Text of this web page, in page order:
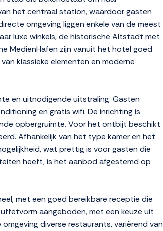
het centraal station, waardoor gasten
omgeving liggen enkele van de meest
luxe winkels, de historische Altstadt met
MedienHafen zijn vanuit het hotel goed
klassieke elementen en moderne
en uitnodigende uitstraling. Gasten
en gratis wifi. De inrichting is
opbergruimte. Voor het ontbijt beschikt
Afhankelijk van het type kamer en het
wat prettig is voor gasten die
heeft, is het aanbod afgestemd op
met een goed bereikbare receptie die
aangeboden, met een keuze uit
diverse restaurants, variërend van